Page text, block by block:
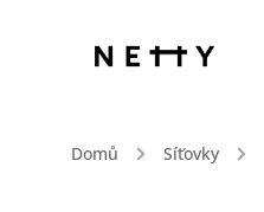
Domů / Síťovky /